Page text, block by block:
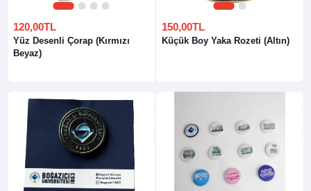
1 2 3 4
120,00TL
Yüz Desenli Çorap (Kırmızı
Beyaz)
1 2
150,00TL
Küçük Boy Yaka Rozeti (Altın)